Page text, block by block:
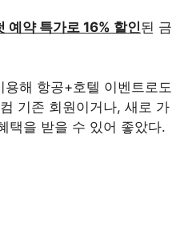
예약 특가로 16% 할인된 금
용해 항공+호텔 이벤트로도
기존 회원이거나, 새로 가
택을 받을 수 있어 좋았다.